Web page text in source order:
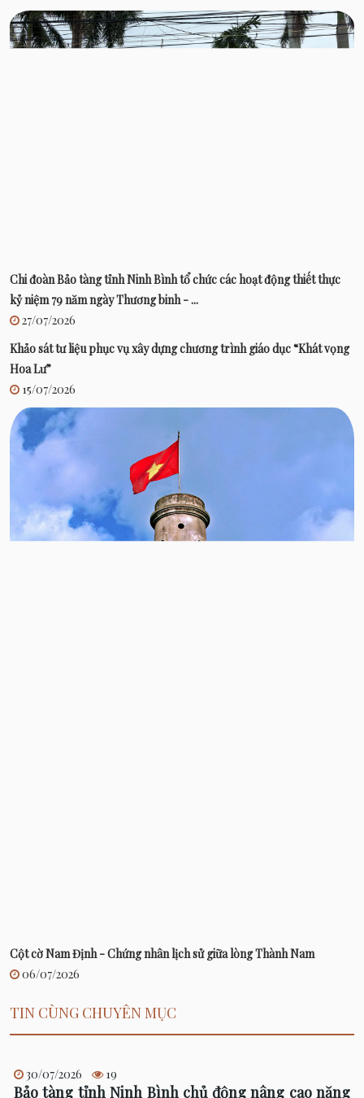
Chi đoàn Bảo tàng tỉnh Ninh Bình tổ chức các hoạt động thiết thực
kỷ niệm 79 năm ngày Thương binh - ...
27/07/2026
Khảo sát tư liệu phục vụ xây dựng chương trình giáo dục “Khát vọng
Hoa Lư”
15/07/2026
Cột cờ Nam Định - Chứng nhân lịch sử giữa lòng Thành Nam
06/07/2026
TIN CÙNG CHUYÊN MỤC
30/07/2026 19
Bảo tàng tỉnh Ninh Bình chủ động nâng cao năng